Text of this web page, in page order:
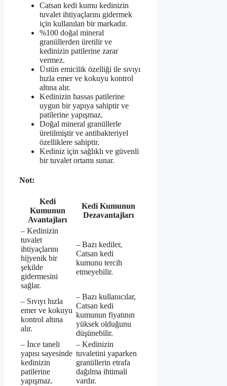
Catsan kedi kumu kedinizin
tuvalet ihtiyaçlarını gidermek
için kullanılan bir markadır.
%100 doğal mineral
granüllerden üretilir ve
kedinizin patilerine zarar
vermez.
Üstün emicilik özelliği ile sıvıyı
hızla emer ve kokuyu kontrol
altına alır.
Kedinizin hassas patilerine
uygun bir yapıya sahiptir ve
patilerine yapışmaz.
Doğal mineral granüllerle
üretilmiştir ve antibakteriyel
özelliklere sahiptir.
Kediniz için sağlıklı ve güvenli
bir tuvalet ortamı sunar.
Not:
Kedi
Kumunun
Avantajları
Kedi Kumunun
Dezavantajları
– Kedinizin
tuvalet
ihtiyaçlarını
hijyenik bir
şekilde
gidermesini
sağlar.
– Bazı kediler,
Catsan kedi
kumunu tercih
etmeyebilir.
– Sıvıyı hızla
emer ve kokuyu
kontrol altına
alır.
– Bazı kullanıcılar,
Catsan kedi
kumunun fiyatının
yüksek olduğunu
düşünebilir.
– İnce taneli
yapısı sayesinde
kedinizin
patilerine
yapışmaz.
– Kedinizin
tuvaletini yaparken
granüllerin etrafa
dağılma ihtimali
vardır.